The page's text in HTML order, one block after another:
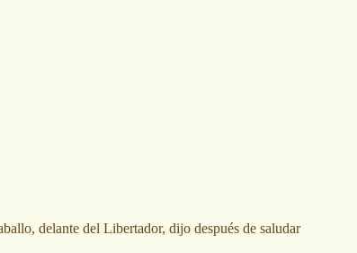
delante del Libertador, dijo después de saludar